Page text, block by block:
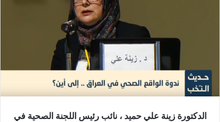
الدكتورة زينة علي حميد ، نائب رئيس اللجنة الصحية في